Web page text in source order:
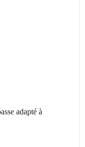
adapté à